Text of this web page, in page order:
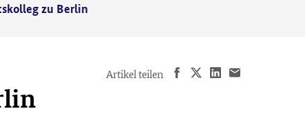
zu Berlin
Artikel teilen